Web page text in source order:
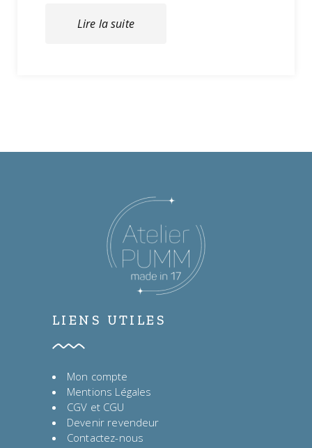
Lire la suite
LIENS UTILES
Mon compte
Mentions Légales
CGV et CGU
Devenir revendeur
Contactez-nous